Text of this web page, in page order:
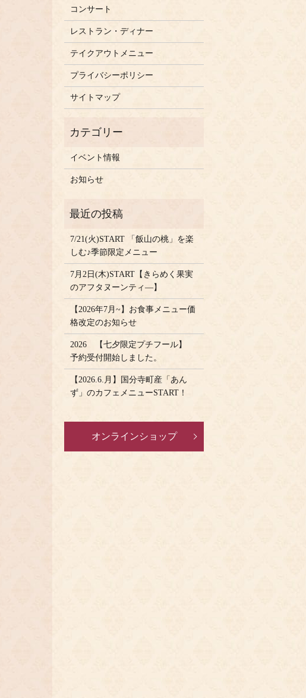
コンサート
レストラン・ディナー
テイクアウトメニュー
プライバシーポリシー
サイトマップ
イベント情報
お知らせ
7/21(火)START 「飯山の桃」を楽
しむ♪季節限定メニュー
7月2日(木)START【きらめく果実
のアフタヌーンティ―】
【2026年7月~】お食事メニュー価
格改定のお知らせ
2026 【七夕限定プチフール】
予約受付開始しました。
【2026.6.月】国分寺町産「あん
ず」のカフェメニューSTART！
オンラインショップ